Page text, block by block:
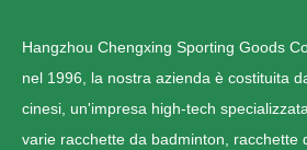
Hangzhou Chengxing Sporting Goods
nel 1996, la nostra azienda è costituita
cinesi, un'impresa high-tech
varie racchette da badminton, racchette